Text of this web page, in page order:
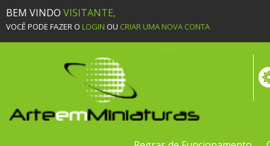
BEM VINDO VISITANTE,
VOCÊ PODE FAZER O LOGIN OU CRIAR UMA NOVA CONTA